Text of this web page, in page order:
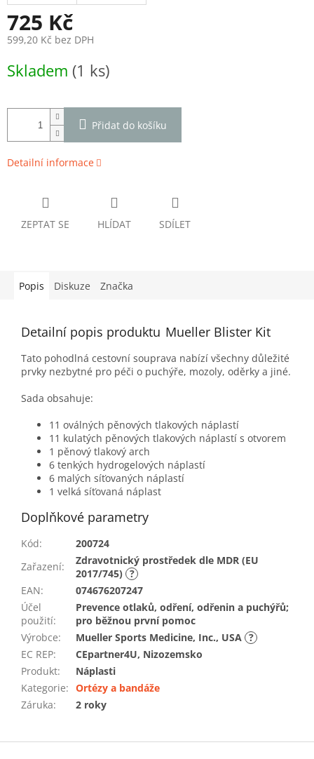
725 Kč
599,20 Kč bez DPH
cena:
Skladem (1 ks)
Přidat do košíku
Detailní informace
ZEPTAT SE HLÍDAT SDÍLET
Popis Diskuze Značka
Detailní popis produktu Mueller Blister Kit
Tato pohodlná cestovní souprava nabízí všechny důležité
prvky nezbytné pro péči o puchýře, mozoly, oděrky a jiné.
Sada obsahuje:
11 oválných pěnových tlakových náplastí
11 kulatých pěnových tlakových náplastí s otvorem
1 pěnový tlakový arch
6 tenkých hydrogelových náplastí
6 malých síťovaných náplastí
1 velká síťovaná náplast
Doplňkové parametry
Kód:
200724
Zařazení:
Zdravotnický prostředek dle MDR (EU
2017/745) ?
EAN:
074676207247
Účel
použití:
Prevence otlaků, odření, odřenin a puchýřů;
pro běžnou první pomoc
Výrobce: Mueller Sports Medicine, Inc., USA ?
EC REP:
CEpartner4U, Nizozemsko
Produkt:
Náplasti
Kategorie: Ortézy a bandáže
Záruka: 2 roky
Z